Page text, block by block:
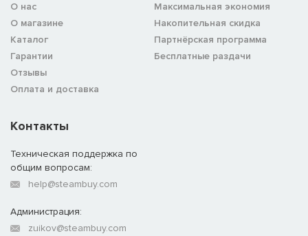
О нас
О магазине
Каталог
Гарантии
Отзывы
Оплата и доставка
Максимальная экономия
Накопительная скидка
Партнёрская программа
Бесплатные раздачи
Контакты
Техническая поддержка по
общим вопросам:
help@steambuy.com
Администрация:
zuikov@steambuy.com